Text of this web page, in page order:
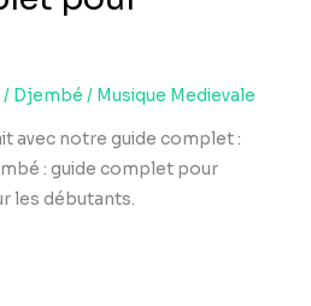
/ Djembé / Musique Medievale
avec notre guide complet :
: guide complet pour
les débutants.